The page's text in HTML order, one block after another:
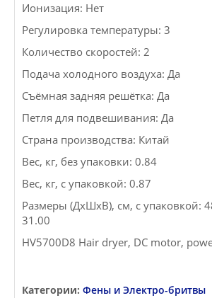
Ионизация: Нет
Регулировка температуры: 3
Количество скоростей: 2
Подача холодного воздуха: Да
Съёмная задняя решётка: Да
Петля для подвешивания: Да
Страна производства: Китай
Вес, кг, без упаковки: 0.84
Вес, кг, с упаковкой: 0.87
Размеры (ДxШxВ), см, с упаковкой:
31.00
HV5700D8 Hair dryer, DC motor,
Категории: Фены и Электро-бритвы